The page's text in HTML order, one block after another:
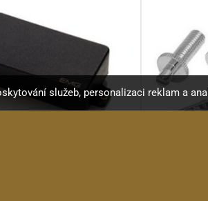
služeb, personalizaci reklam a